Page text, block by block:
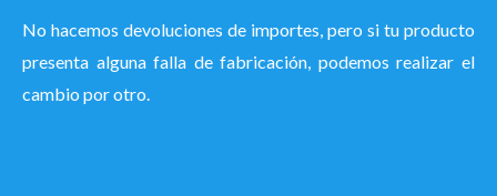
No hacemos devoluciones de importes, pero si tu producto
presenta alguna falla de fabricación, podemos realizar el
cambio por otro.